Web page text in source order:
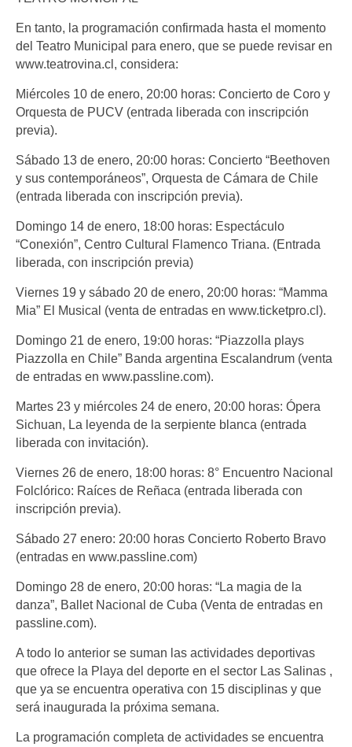
En tanto, la programación confirmada hasta el momento
del Teatro Municipal para enero, que se puede revisar en
www.teatrovina.cl, considera:
Miércoles 10 de enero, 20:00 horas: Concierto de Coro y
Orquesta de PUCV (entrada liberada con inscripción
previa).
Sábado 13 de enero, 20:00 horas: Concierto “Beethoven
y sus contemporáneos”, Orquesta de Cámara de Chile
(entrada liberada con inscripción previa).
Domingo 14 de enero, 18:00 horas: Espectáculo
“Conexión”, Centro Cultural Flamenco Triana. (Entrada
liberada, con inscripción previa)
Viernes 19 y sábado 20 de enero, 20:00 horas: “Mamma
Mia” El Musical (venta de entradas en www.ticketpro.cl).
Domingo 21 de enero, 19:00 horas: “Piazzolla plays
Piazzolla en Chile” Banda argentina Escalandrum (venta
de entradas en www.passline.com).
Martes 23 y miércoles 24 de enero, 20:00 horas: Ópera
Sichuan, La leyenda de la serpiente blanca (entrada
liberada con invitación).
Viernes 26 de enero, 18:00 horas: 8° Encuentro Nacional
Folclórico: Raíces de Reñaca (entrada liberada con
inscripción previa).
Sábado 27 enero: 20:00 horas Concierto Roberto Bravo
(entradas en www.passline.com)
Domingo 28 de enero, 20:00 horas: “La magia de la
danza”, Ballet Nacional de Cuba (Venta de entradas en
passline.com).
A todo lo anterior se suman las actividades deportivas
que ofrece la Playa del deporte en el sector Las Salinas ,
que ya se encuentra operativa con 15 disciplinas y que
será inaugurada la próxima semana.
La programación completa de actividades se encuentra